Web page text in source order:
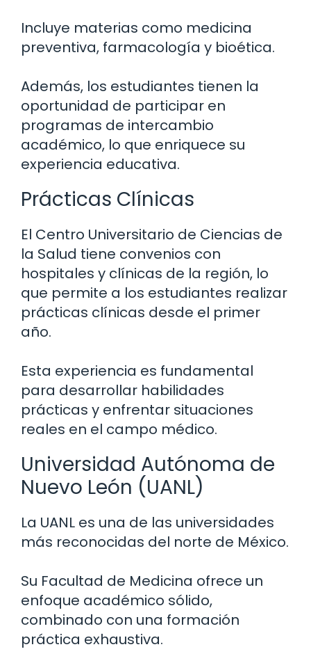
Incluye materias como medicina
preventiva, farmacología y bioética.
Además, los estudiantes tienen la
oportunidad de participar en
programas de intercambio
académico, lo que enriquece su
experiencia educativa.
Prácticas Clínicas
El Centro Universitario de Ciencias de
la Salud tiene convenios con
hospitales y clínicas de la región, lo
que permite a los estudiantes realizar
prácticas clínicas desde el primer
año.
Esta experiencia es fundamental
para desarrollar habilidades
prácticas y enfrentar situaciones
reales en el campo médico.
Universidad Autónoma de
Nuevo León (UANL)
La UANL es una de las universidades
más reconocidas del norte de México.
Su Facultad de Medicina ofrece un
enfoque académico sólido,
combinado con una formación
práctica exhaustiva.